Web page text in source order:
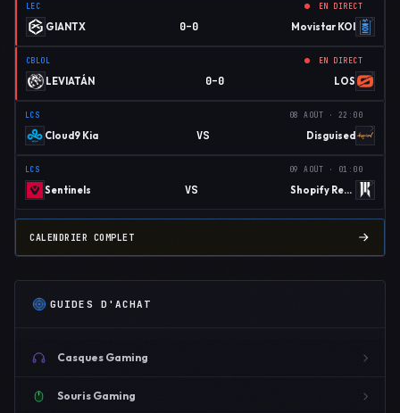
LEC EN DIRECT
GIANTX 0–0 Movistar KOI
CBLOL EN DIRECT
LEVIATÁN 0–0 LOS
LCS 08 AOÛT · 22:00
Cloud9 Kia VS Disguised
LCS 09 AOÛT · 01:00
Sentinels VS Shopify Rebellion
CALENDRIER COMPLET
GUIDES D'ACHAT
Casques Gaming
Souris Gaming